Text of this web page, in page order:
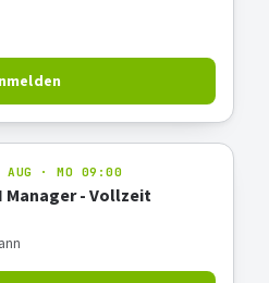
· MO 09:00
Manager - Vollzeit